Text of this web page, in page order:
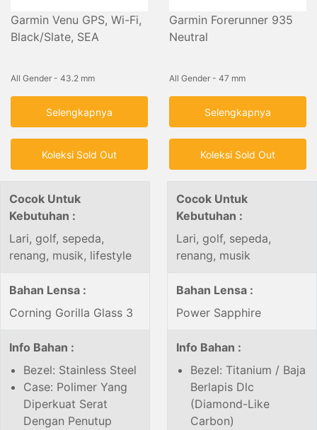
Garmin Venu GPS, Wi-Fi,
Black/Slate, SEA
All Gender - 43.2 mm
Selengkapnya
Koleksi Sold Out
Garmin Forerunner 935
Neutral
All Gender - 47 mm
Selengkapnya
Koleksi Sold Out
Cocok Untuk
Kebutuhan :
Lari, golf, sepeda,
renang, musik, lifestyle
Cocok Untuk
Kebutuhan :
Lari, golf, sepeda,
renang, musik
Bahan Lensa :
Corning Gorilla Glass 3
Bahan Lensa :
Power Sapphire
Info Bahan :
Bezel: Stainless Steel
Case: Polimer Yang
Diperkuat Serat
Dengan Penutup
Info Bahan :
Bezel: Titanium / Baja
Berlapis Dlc
(Diamond-Like
Carbon)